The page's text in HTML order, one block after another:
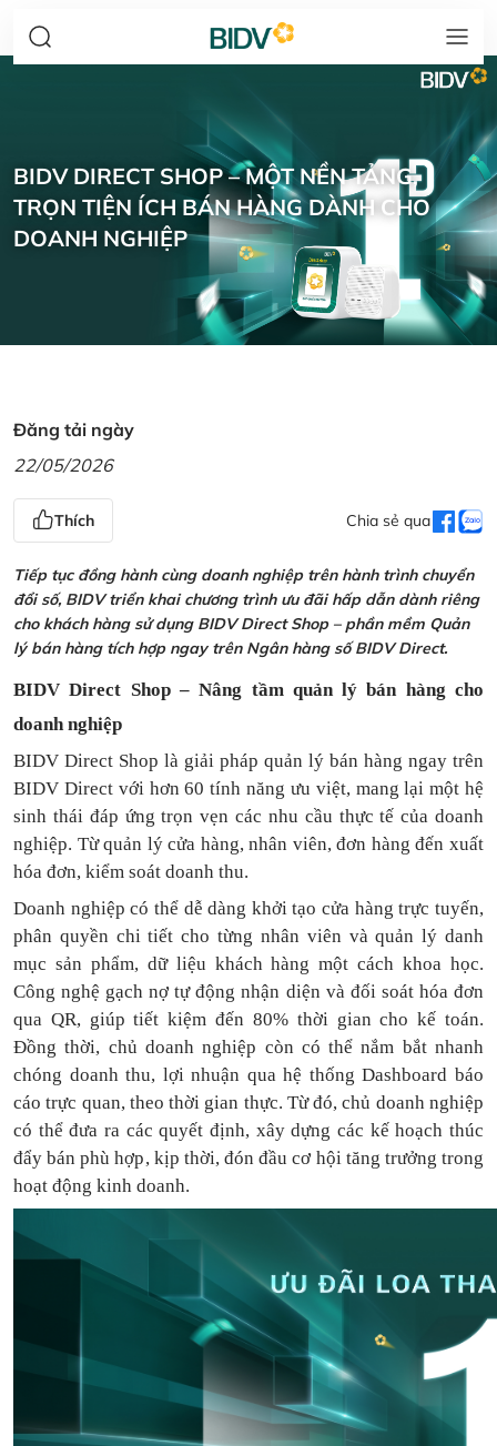
BIDV DIRECT SHOP – MỘT NỀN TẢNG,
TRỌN TIỆN ÍCH BÁN HÀNG DÀNH CHO
DOANH NGHIỆP
Đăng tải ngày
22/05/2026
Thích Chia sẻ qua
Tiếp tục đồng hành cùng doanh nghiệp trên hành trình chuyển
đổi số, BIDV triển khai chương trình ưu đãi hấp dẫn dành riêng
cho khách hàng sử dụng BIDV Direct Shop – phần mềm Quản
lý bán hàng tích hợp ngay trên Ngân hàng số BIDV Direct.
BIDV Direct Shop – Nâng tầm quản lý bán hàng cho
doanh nghiệp
BIDV Direct Shop là giải pháp quản lý bán hàng ngay trên
BIDV Direct với hơn 60 tính năng ưu việt, mang lại một hệ
sinh thái đáp ứng trọn vẹn các nhu cầu thực tế của doanh
nghiệp. Từ quản lý cửa hàng, nhân viên, đơn hàng đến xuất
hóa đơn, kiểm soát doanh thu.
Doanh nghiệp có thể dễ dàng khởi tạo cửa hàng trực tuyến,
phân quyền chi tiết cho từng nhân viên và quản lý danh
mục sản phẩm, dữ liệu khách hàng một cách khoa học.
Công nghệ gạch nợ tự động nhận diện và đối soát hóa đơn
qua QR, giúp tiết kiệm đến 80% thời gian cho kế toán.
Đồng thời, chủ doanh nghiệp còn có thể nắm bắt nhanh
chóng doanh thu, lợi nhuận qua hệ thống Dashboard báo
cáo trực quan, theo thời gian thực. Từ đó, chủ doanh nghiệp
có thểđưa ra các quyết định, xây dựng các kế hoạch thúc
đẩy bán phù hợp, kịp thời, đón đầu cơ hội tăng trưởng trong
hoạt động kinh doanh.